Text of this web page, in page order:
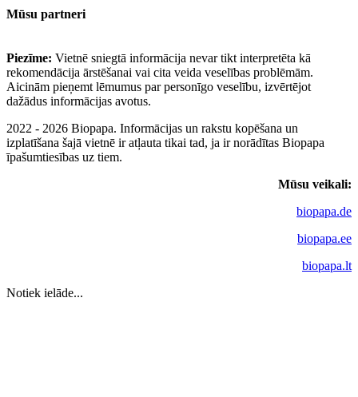
Mūsu partneri
Piezīme: Vietnē sniegtā informācija nevar tikt interpretēta kā
rekomendācija ārstēšanai vai cita veida veselības problēmām.
Aicinām pieņemt lēmumus par personīgo veselību, izvērtējot
dažādus informācijas avotus.
2022 - 2026 Biopapa. Informācijas un rakstu kopēšana un
izplatīšana šajā vietnē ir atļauta tikai tad, ja ir norādītas Biopapa
īpašumtiesības uz tiem.
Mūsu veikali:
biopapa.de
biopapa.ee
biopapa.lt
Notiek ielāde...